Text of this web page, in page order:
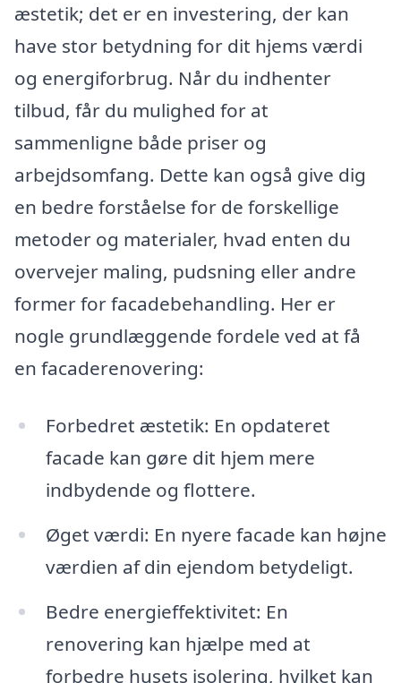
æstetik; det er en investering, der kan
have stor betydning for dit hjems værdi
og energiforbrug. Når du indhenter
tilbud, får du mulighed for at
sammenligne både priser og
arbejdsomfang. Dette kan også give dig
en bedre forståelse for de forskellige
metoder og materialer, hvad enten du
overvejer maling, pudsning eller andre
former for facadebehandling. Her er
nogle grundlæggende fordele ved at få
en facaderenovering:
Forbedret æstetik: En opdateret
facade kan gøre dit hjem mere
indbydende og flottere.
Øget værdi: En nyere facade kan højne
værdien af din ejendom betydeligt.
Bedre energieffektivitet: En
renovering kan hjælpe med at
forbedre husets isolering, hvilket kan